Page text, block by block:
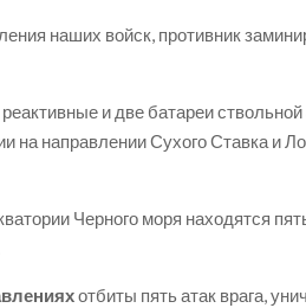
наших войск, противник
и две батареи
на направлении Сухого Ставка и
Черного моря находятся
отбиты пять атак врага,